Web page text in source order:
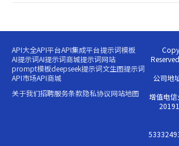
API大全API平台API集成平台提示词模板
AI提示词AI提示词商城提示词网站
prompt模板deepseek提示词文生图提示词
API市场API商城
关于我们招聘服务条款隐私协议网站地图
公司地
增值电